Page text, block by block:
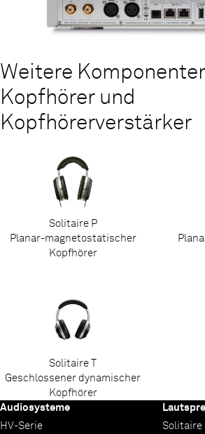
Den gesamten Testbericht lesen...
Weitere
Kopfhörer und
Kopfhörerverstärker
Solitaire P
Planar-magnetostatischer
Kopfhörer
Solitaire T
Geschlossener dynamischer
Kopfhörer
Audiosysteme
HV-Serie
Solitaire